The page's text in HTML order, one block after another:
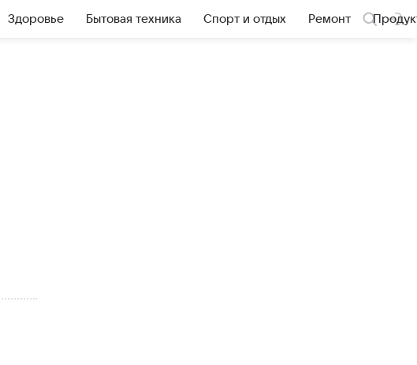
Здоровье Бытовая техника Спорт и отдых Ремонт